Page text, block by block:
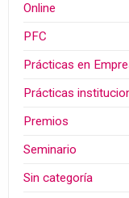
Online
PFC
Prácticas en
Prácticas
Premios
Seminario
Sin categoría